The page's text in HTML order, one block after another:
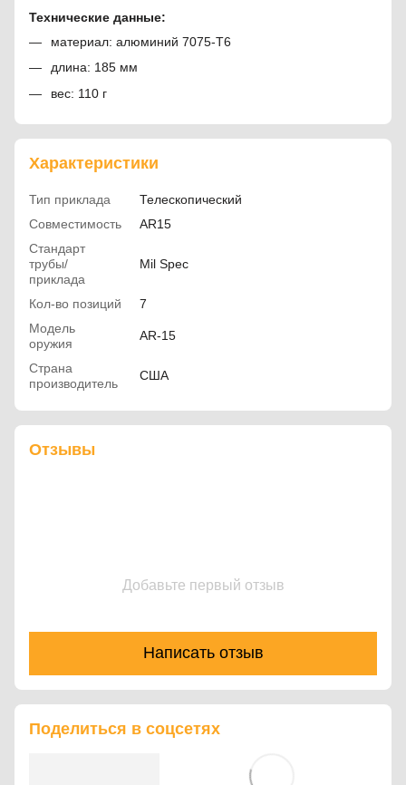
Технические данные:
материал: алюминий 7075-T6
длина: 185 мм
вес: 110 г
Характеристики
Тип приклада
Телескопический
Совместимость
AR15
Стандарт
трубы/
приклада
Mil Spec
Кол-во позиций
7
Модель
оружия
AR-15
Страна
производитель
США
Отзывы
Добавьте первый отзыв
Написать отзыв
Поделиться в соцсетях